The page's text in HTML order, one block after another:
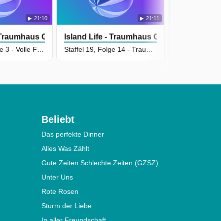
21:10
Gesucht
21:11
Island Life - Traumhaus Gesucht
Beliebt
Das perfekte Dinner
Alles Was Zählt
Gute Zeiten Schlechte Zeiten (GZSZ)
Unter Uns
Rote Rosen
Sturm der Liebe